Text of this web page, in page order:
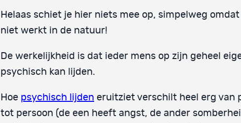
Helaas schiet je hier niets mee op, simpelweg
niet werkt in de natuur!
De werkelijkheid is dat ieder mens op zijn geheel
psychisch kan lijden.
Hoe psychisch lijden eruitziet verschilt heel erg van
tot persoon (de een heeft angst, de ander